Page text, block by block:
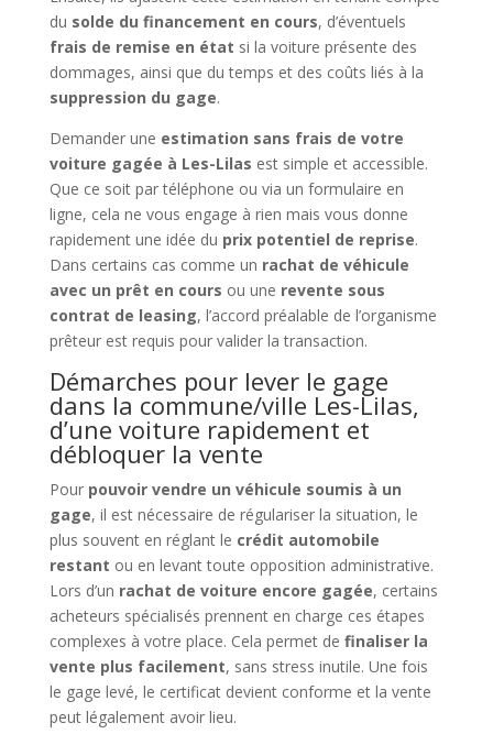
du solde du financement en cours, d’éventuels
frais de remise en état si la voiture présente des
dommages, ainsi que du temps et des coûts liés à la
suppression du gage.
Demander une estimation sans frais de votre
voiture gagée à Les-Lilas est simple et accessible.
Que ce soit par téléphone ou via un formulaire en
ligne, cela ne vous engage à rien mais vous donne
rapidement une idée du prix potentiel de reprise.
Dans certains cas comme un rachat de véhicule
avec un prêt en cours ou une revente sous
contrat de leasing, l’accord préalable de l’organisme
prêteur est requis pour valider la transaction.
Démarches pour lever le gage
dans la commune/ville Les-Lilas,
d’une voiture rapidement et
débloquer la vente
Pour pouvoir vendre un véhicule soumis à un
gage, il est nécessaire de régulariser la situation, le
plus souvent en réglant le crédit automobile
restant ou en levant toute opposition administrative.
Lors d’un rachat de voiture encore gagée, certains
acheteurs spécialisés prennent en charge ces étapes
complexes à votre place. Cela permet de finaliser la
vente plus facilement, sans stress inutile. Une fois
le gage levé, le certificat devient conforme et la vente
peut légalement avoir lieu.